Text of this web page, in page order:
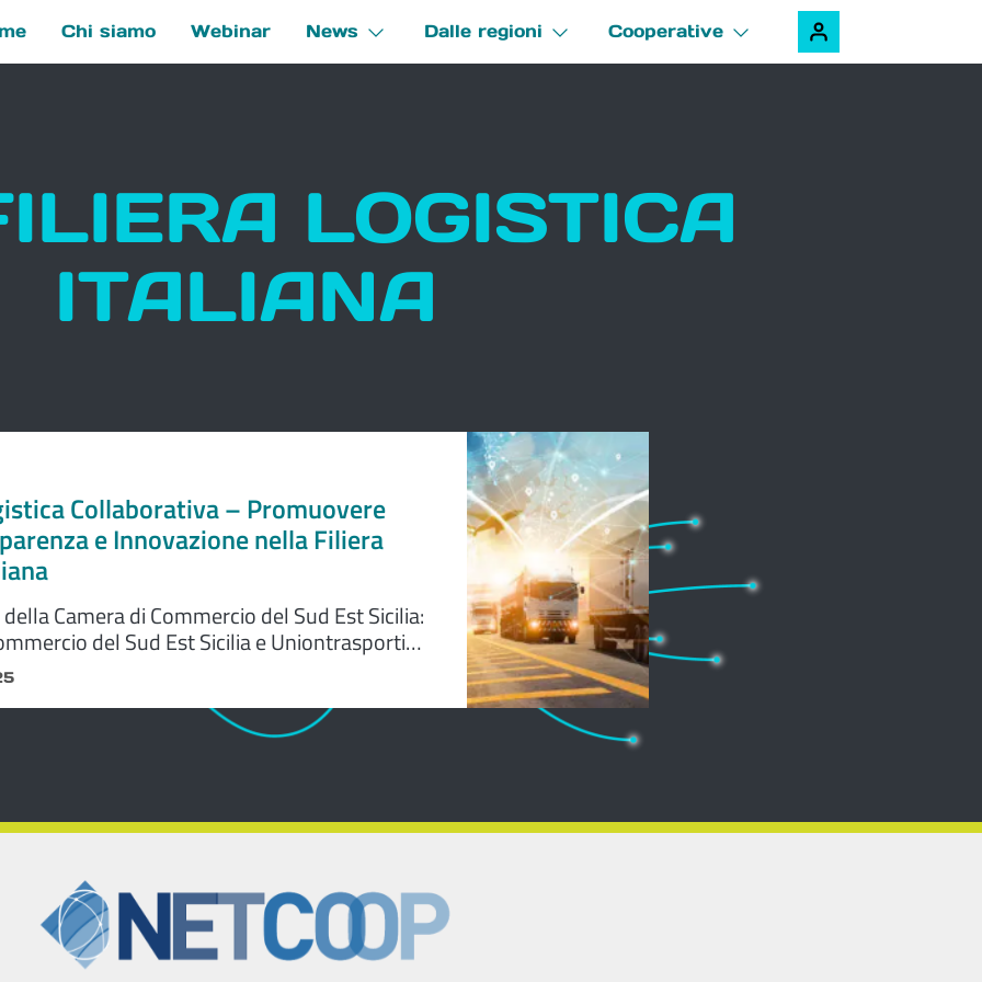
Chi siamo Webinar News Dalle regioni Cooperative
LOGISTICA
ITALIANA
Collaborativa – Promuovere
e Innovazione nella Filiera
Camera di Commercio del Sud Est Sicilia:
del Sud Est Sicilia e Uniontrasporti
l’iniziativa “Tavolo di Logistica Collaborativa
Trasparenza e Innovazione nella
Italiana” con il supporto organizzativo
Transport Compliance Rating. L’incontro